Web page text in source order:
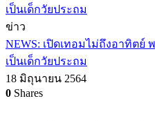
ข่าว
NEWS: เปิดเทอมไม่ถึงอาทิตย์
เป็นเด็กวัยประถม
18 มิถุนายน 2564
0 Shares